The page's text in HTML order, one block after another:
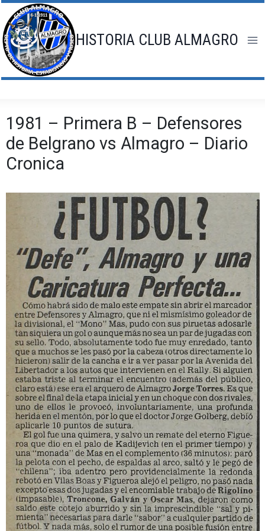
Saltar
al
contenido
HISTORIA CLUB ALMAGRO
1981 – Primera B – Defensores
de Belgrano vs Almagro – Diario
Cronica